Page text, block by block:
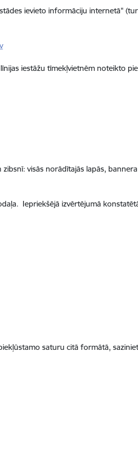
ievieto informāciju internetā"
iestāžu tīmekļvietnēm noteikto
visās norādītajās lapās,
Iepriekšējā izvērtējumā
saturu citā formātā,